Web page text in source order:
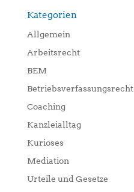
Kategorien
Allgemein
Arbeitsrecht
BEM
Betriebsverfassungsrecht
Coaching
Kanzleialltag
Kurioses
Mediation
Urteile und Gesetze